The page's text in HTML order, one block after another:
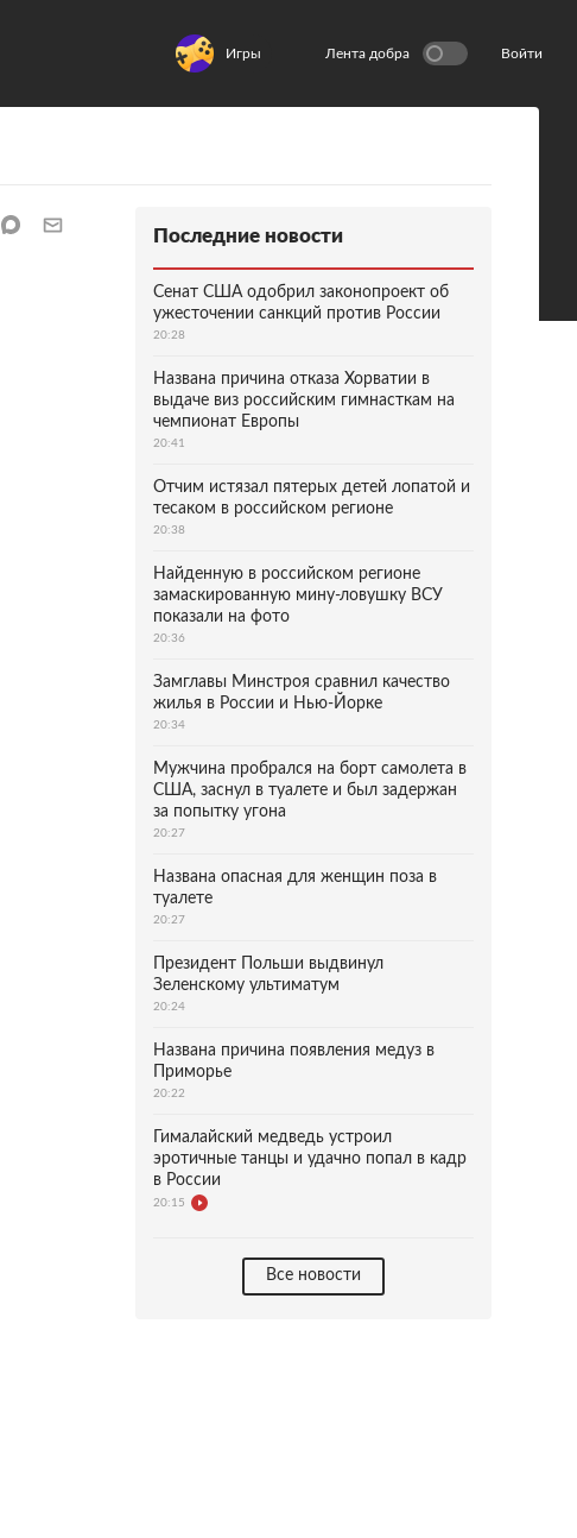
Игры Лента добра Войти
Последние новости
Сенат США одобрил законопроект об
ужесточении санкций против России
20:28
Названа причина отказа Хорватии в
выдаче виз российским гимнасткам на
чемпионат Европы
20:41
Отчим истязал пятерых детей лопатой и
тесаком в российском регионе
20:38
Найденную в российском регионе
замаскированную мину-ловушку ВСУ
показали на фото
20:36
Замглавы Минстроя сравнил качество
жилья в России и Нью-Йорке
20:34
Мужчина пробрался на борт самолета в
США, заснул в туалете и был задержан
за попытку угона
20:27
Названа опасная для женщин поза в
туалете
20:27
Президент Польши выдвинул
Зеленскому ультиматум
20:24
Названа причина появления медуз в
Приморье
20:22
Гималайский медведь устроил
эротичные танцы и удачно попал в кадр
в России
20:15
Все новости